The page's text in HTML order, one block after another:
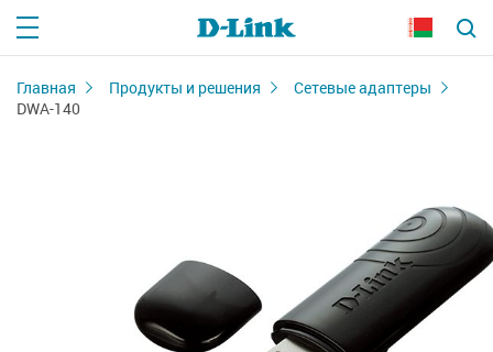
Главная Продукты и решения
Сетевые адаптеры
DWA-140